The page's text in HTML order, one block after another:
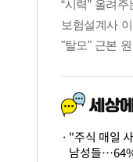
"주식 매일
남성들